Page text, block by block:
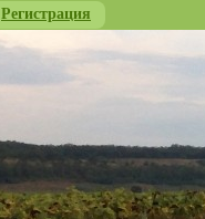
Регистрация